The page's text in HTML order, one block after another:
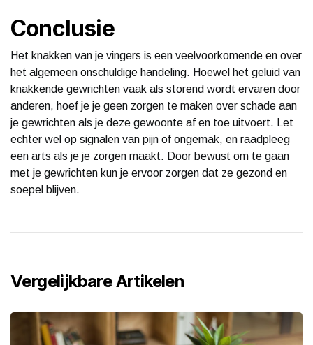
Conclusie
Het knakken van je vingers is een veelvoorkomende en over
het algemeen onschuldige handeling. Hoewel het geluid van
knakkende gewrichten vaak als storend wordt ervaren door
anderen, hoef je je geen zorgen te maken over schade aan
je gewrichten als je deze gewoonte af en toe uitvoert. Let
echter wel op signalen van pijn of ongemak, en raadpleeg
een arts als je je zorgen maakt. Door bewust om te gaan
met je gewrichten kun je ervoor zorgen dat ze gezond en
soepel blijven.
Vergelijkbare Artikelen